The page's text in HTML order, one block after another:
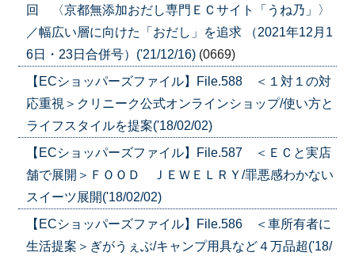
回 〈京都無添加おだし専門ＥＣサイト「うね乃」〉
／幅広い層に向けた「おだし」を追求 （2021年12月1
6日・23日合併号）('21/12/16) (0669)
【ECショッパーズファイル】File.588 ＜１対１の対
応重視＞クリニーク公式オンラインショップ/使い方と
ライフスタイルを提案('18/02/02)
【ECショッパーズファイル】File.587 ＜ＥＣと実店
舗で展開＞ＦＯＯＤ ＪＥＷＥＬＲＹ/罪悪感わかない
スイーツ展開('18/02/02)
【ECショッパーズファイル】File.586 ＜車所有者に
生活提案＞ぎがうぇぶ/キャンプ用具など４万品超('18/